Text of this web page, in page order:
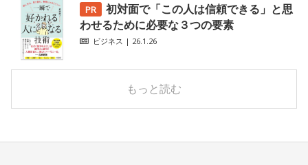
初対面で「この人は信頼できる」と思
わせるために必要な３つの要素
ビジネス | 26.1.26
もっと読む